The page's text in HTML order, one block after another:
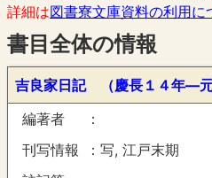
詳細は図書寮文庫資料の利用に
書目全体の情報
吉良家日記 （慶長１４年―元
編著者
刊写情報
写, 江戸末期